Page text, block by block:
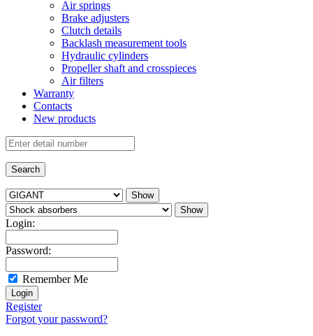
Air springs
Brake adjusters
Clutch details
Backlash measurement tools
Hydraulic cylinders
Propeller shaft and crosspieces
Air filters
Warranty
Contacts
New products
Login:
Password:
Remember Me
Register
Forgot your password?